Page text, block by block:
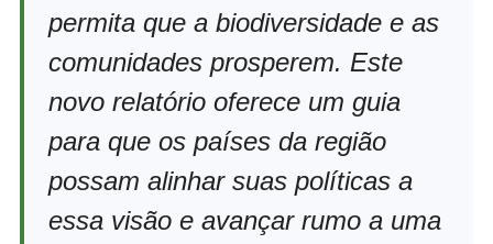
permita que a biodiversidade e as
comunidades prosperem. Este
novo relatório oferece um guia
para que os países da região
possam alinhar suas políticas a
essa visão e avançar rumo a uma